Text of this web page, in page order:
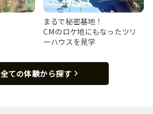
まるで秘密基地！
CMのロケ地にもなったツリ
ーハウスを見学
全ての体験から探す